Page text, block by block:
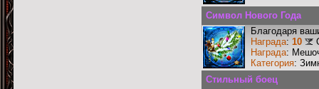
Символ Нового Года
Благодаря
Награда: 10
Награда:
Категория:
Стильный боец